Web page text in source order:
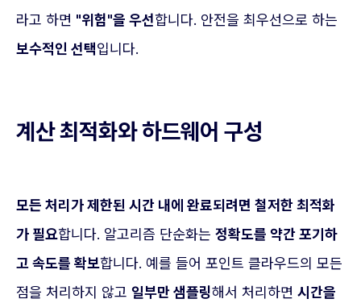
라고 하면 "위험"을 우선합니다. 안전을 최우선으로 하는
보수적인 선택입니다.
계산 최적화와 하드웨어 구성
모든 처리가 제한된 시간 내에 완료되려면 철저한 최적화
가 필요합니다. 알고리즘 단순화는 정확도를 약간 포기하
고 속도를 확보합니다. 예를 들어 포인트 클라우드의 모든
점을 처리하지 않고 일부만 샘플링해서 처리하면 시간을